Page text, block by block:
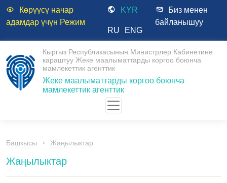
Көрүүсү начар
адамдар үчүн Режим
KYR
RU ENG
Биз менен
байланышуу
Кыргыз Республикасынын Министрлер Кабинетине
караштуу Жеке маалыматтарды коргоо боюнча
мамлекеттик агенттик
Жеке маалыматтарды коргоо боюнча
мамлекеттик агенттик
Башкысы Жаңылыктар
Жаңылыктар